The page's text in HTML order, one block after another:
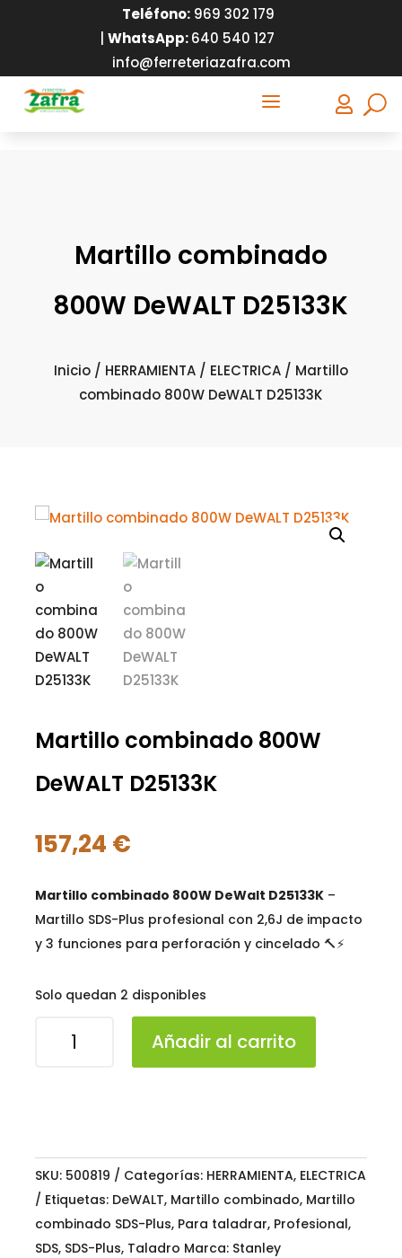
Teléfono:969 302 179
WhatsApp:640 540 127
info@ferreteriazafra.com
a 
Martillo combinado
800W DeWALT D25133K
Inicio/ HERRAMIENTA/ ELECTRICA/ Martillo
combinado 800W DeWALT D25133K
Martillo combinado 800W
DeWALT D25133K
157,24 €
Martillo combinado 800W DeWalt D25133K–
Martillo SDS-Plus profesional con 2,6J de impacto
y 3 funciones para perforación y cincelado 🔨⚡
Solo quedan 2 disponibles
combinado
Añadir al carrito
SKU: 500819 Categorías: HERRAMIENTA, ELECTRICA
Etiquetas: DeWALT, Martillo combinado, Martillo
combinado SDS-Plus, Para taladrar, Profesional,
SDS, SDS-Plus, Taladro Marca: Stanley